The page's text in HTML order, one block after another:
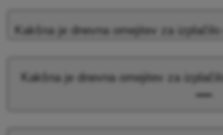
Kakšna je dnevna omejitev za izplačilo
Kakšna je dnevna omejitev za